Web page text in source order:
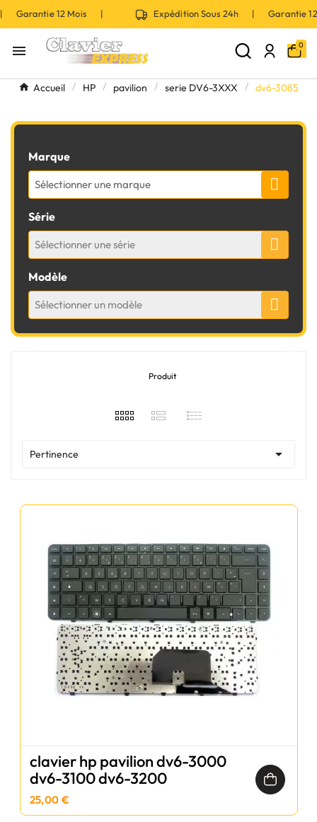
Garantie 12 Mois | Expédition Sous 24h | Garantie
 0
Accueil HP pavilion serie DV6-3XXX dv6-3085
Marque
Sélectionner une marque
Série
Sélectionner une série
Modèle
Sélectionner un modèle
Produit
Pertinence 
clavier hp pavilion dv6-3000
dv6-3100 dv6-3200
25,00 €